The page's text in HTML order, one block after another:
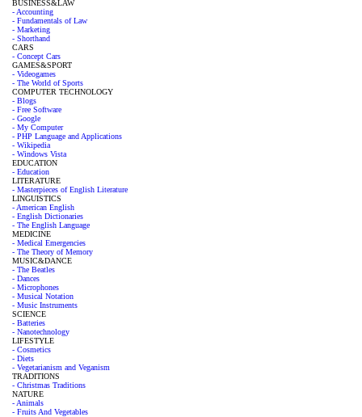
BUSINESS&LAW
- Accounting
- Fundamentals of Law
- Marketing
- Shorthand
CARS
- Concept Cars
GAMES&SPORT
- Videogames
- The World of Sports
COMPUTER TECHNOLOGY
- Blogs
- Free Software
- Google
- My Computer
- PHP Language and Applications
- Wikipedia
- Windows Vista
EDUCATION
- Education
LITERATURE
- Masterpieces of English Literature
LINGUISTICS
- American English
- English Dictionaries
- The English Language
MEDICINE
- Medical Emergencies
- The Theory of Memory
MUSIC&DANCE
- The Beatles
- Dances
- Microphones
- Musical Notation
- Music Instruments
SCIENCE
- Batteries
- Nanotechnology
LIFESTYLE
- Cosmetics
- Diets
- Vegetarianism and Veganism
TRADITIONS
- Christmas Traditions
NATURE
- Animals
- Fruits And Vegetables